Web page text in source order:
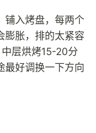
铺入烤盘，每两个
膨胀，排的太紧容
层烘烤15-20分
最好调换一下方向